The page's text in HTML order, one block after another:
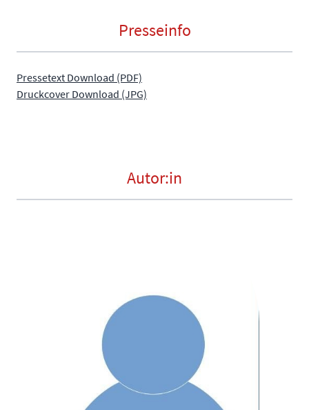
Presseinfo
Pressetext Download (PDF)
Druckcover Download (JPG)
Autor:in